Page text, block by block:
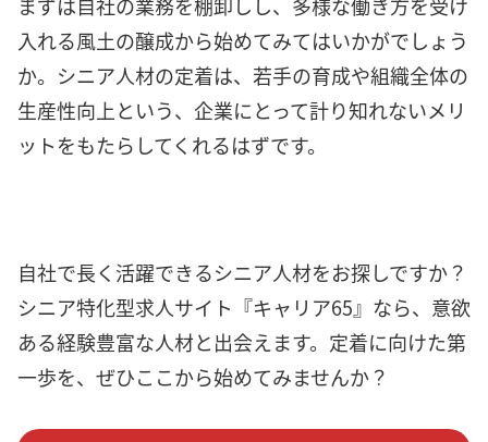
入れる風土の醸成から始めてみてはいかがでしょう
か。シニア人材の定着は、若手の育成や組織全体の
生産性向上という、企業にとって計り知れないメリ
ットをもたらしてくれるはずです。
自社で長く活躍できるシニア人材をお探しですか？
シニア特化型求人サイト『キャリア65』なら、意欲
ある経験豊富な人材と出会えます。定着に向けた第
一歩を、ぜひここから始めてみませんか？